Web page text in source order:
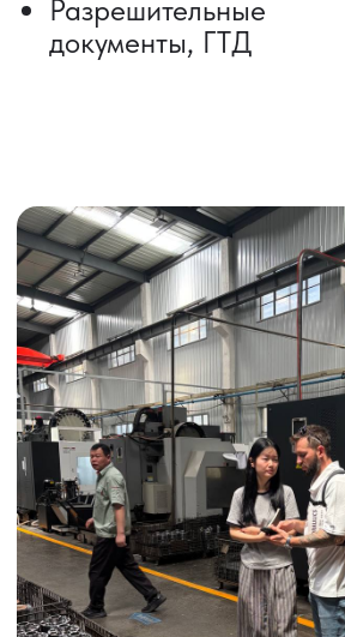
ВЫКУП ТОВАРОВ ИЗ КИТАЯ
Выкуп от 1 000 000 ₽
Выкуп с Alibaba
ИНДИВИДУАЛЬНЫЕ УСЛУГИ
Выгодные условия
Сертификация грузов
Консолидация грузов
Сопровождение грузов
Таможенное оформление
Страхование груза
Временное хранение
Организация производства
Проверка качества товара
Оплата и переговоры
с поставщиком
Инспекция поставщика
Получить консультацию